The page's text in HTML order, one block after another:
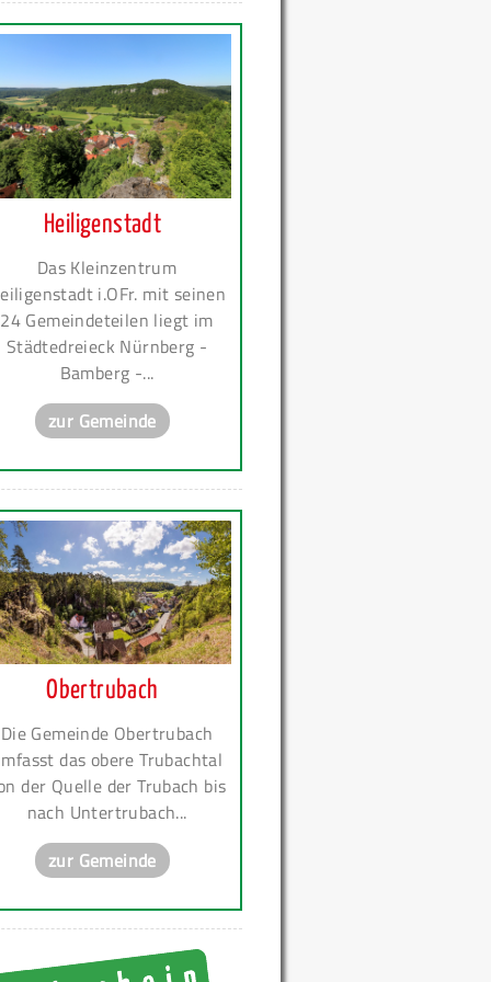
Heiligenstadt
Das Kleinzentrum
i.OFr. mit seinen
24 Gemeindeteilen liegt im
Städtedreieck Nürnberg -
Bamberg -...
zur Gemeinde
Obertrubach
Die Gemeinde Obertrubach
das obere Trubachtal
der Quelle der Trubach bis
nach Untertrubach...
zur Gemeinde